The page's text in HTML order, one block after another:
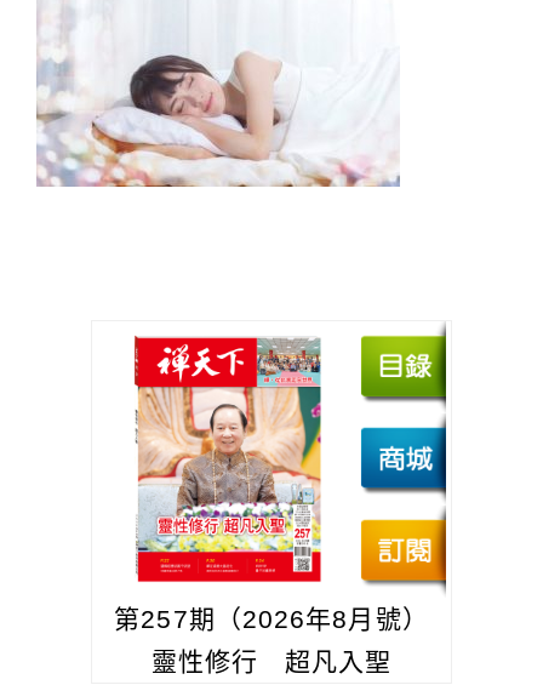
第257期（2026年8月號）
靈性修行 超凡入聖